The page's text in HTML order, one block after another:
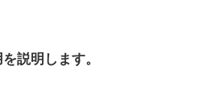
説明します。